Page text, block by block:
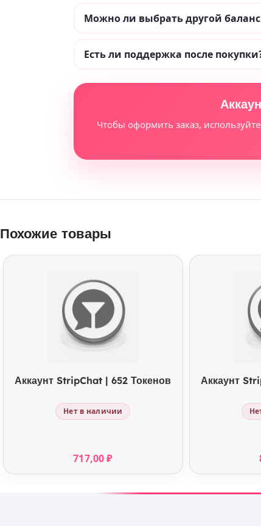
Можно ли выбрать другой баланс
Есть ли поддержка после
Чтобы оформить заказ,
Похожие товары
КУПИТЬ
Аккаунт StripChat | 652 Токенов
Нет в наличии
717,00₽
Аккаунт